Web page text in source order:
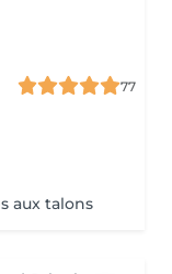
77
aux talons